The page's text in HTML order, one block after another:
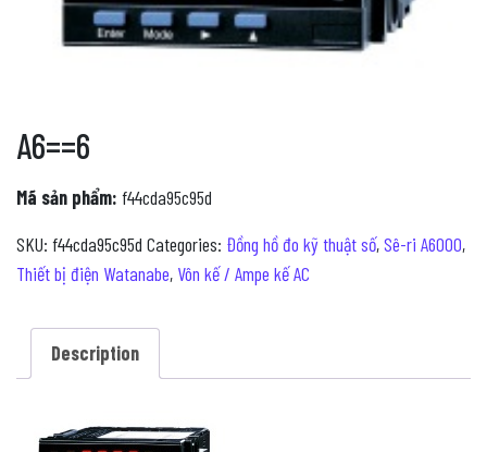
A6==6
Mã sản phẩm: f44cda95c95d
SKU: f44cda95c95d Categories: Đồng hồ đo kỹ thuật số,Sê-ri A6000,
Thiết bị điện Watanabe, Vôn kế / Ampe kế AC
Description